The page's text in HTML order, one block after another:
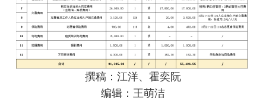
撰稿：江洋、霍奕阮
编辑：王萌洁